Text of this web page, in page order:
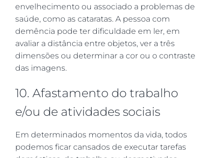
envelhecimento ou associado a problemas de
saúde, como as cataratas. A pessoa com
demência pode ter dificuldade em ler, em
avaliar a distância entre objetos, ver a três
dimensões ou determinar a cor ou o contraste
das imagens.
10. Afastamento do trabalho
e/ou de atividades sociais
Em determinados momentos da vida, todos
podemos ficar cansados ​​de executar tarefas